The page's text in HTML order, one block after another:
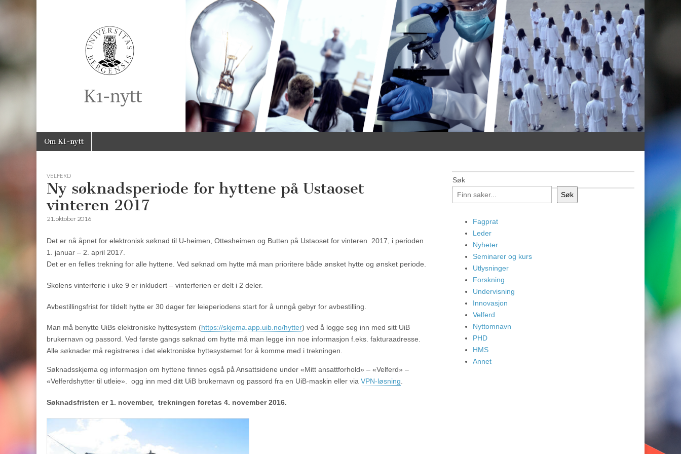
K1-
Nytt
Main
menu
Skip
Om K1-nytt
VELFERD
Ny søknadsperiode for hyttene på Ustaoset
vinteren 2017
21. oktober 2016
Det er nå åpnet for elektronisk søknad til U-heimen, Ottesheimen og Butten på Ustaoset for vinteren 2017, i perioden
1. januar – 2. april 2017.
Det er en felles trekning for alle hyttene. Ved søknad om hytte må man prioritere både ønsket hytte og ønsket periode.
Skolens vinterferie i uke 9 er inkludert – vinterferien er delt i 2 deler.
Avbestillingsfrist for tildelt hytte er 30 dager før leieperiodens start for å unngå gebyr for avbestilling.
Man må benytte UiBs elektroniske hyttesystem (https://skjema.app.uib.no/hytter) ved å logge seg inn med sitt UiB
brukernavn og passord. Ved første gangs søknad om hytte må man legge inn noe informasjon f.eks. fakturaadresse.
Alle søknader må registreres i det elektroniske hyttesystemet for å komme med i trekningen.
Søknadsskjema og informasjon om hyttene finnes også på Ansattsidene under «Mitt ansattforhold» – «Velferd» –
«Velferdshytter til utleie». ogg inn med ditt UiB brukernavn og passord fra en UiB-maskin eller via VPN-løsning.
Søknadsfristen er 1. november, trekningen foretas 4. november 2016.
Søk
Søk
Fagprat
Leder
Nyheter
Seminarer og kurs
Utlysninger
Forskning
Undervisning
Innovasjon
Velferd
Nyttomnavn
PHD
HMS
Annet